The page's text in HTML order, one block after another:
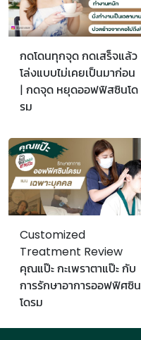
กดโดนทุกจุด กดเสร็จแล้ว
โล่งแบบไม่เคยเป็นมาก่อน
| กดจุด หยุดออฟฟิสซินโด
รม
Customized
Treatment Review
คุณแป๊ะ กะเพราตาแป๊ะ กับ
การรักษาอาการออฟฟิศซิน
โดรม